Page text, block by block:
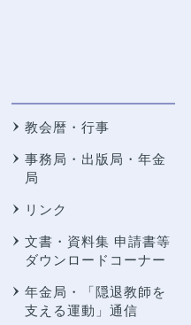
教会暦・行事
事務局・出版局・年金
局
リンク
文書・資料集 申請書等
ダウンロードコーナー
年金局・
「隠退教師を
支える運動」通信